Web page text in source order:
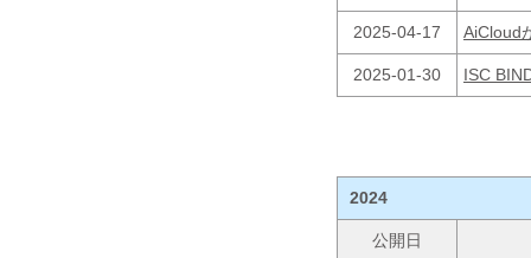
2025-04-17 AiCloud
2025-01-30 ISC
2024
公開日